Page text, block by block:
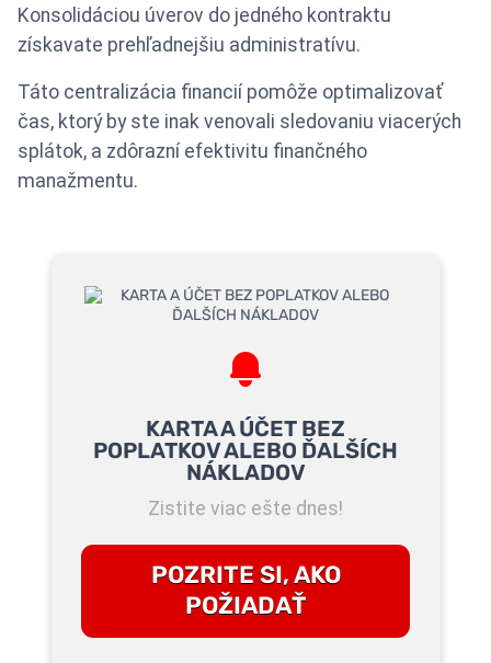
Konsolidáciou úverov do jedného kontraktu
získavate prehľadnejšiu administratívu.
Táto centralizácia financií pomôže optimalizovať
čas, ktorý by ste inak venovali sledovaniu viacerých
splátok, a zdôrazní efektivitu finančného
manažmentu.
KARTA A ÚČET BEZ
POPLATKOV ALEBO ĎALŠÍCH
NÁKLADOV
Zistite viac ešte dnes!
POZRITE SI, AKO
POŽIADAŤ